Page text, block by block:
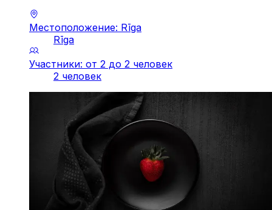
Местоположение: Rīga
Rīga
Участники: от 2 до 2 человек
2 человек